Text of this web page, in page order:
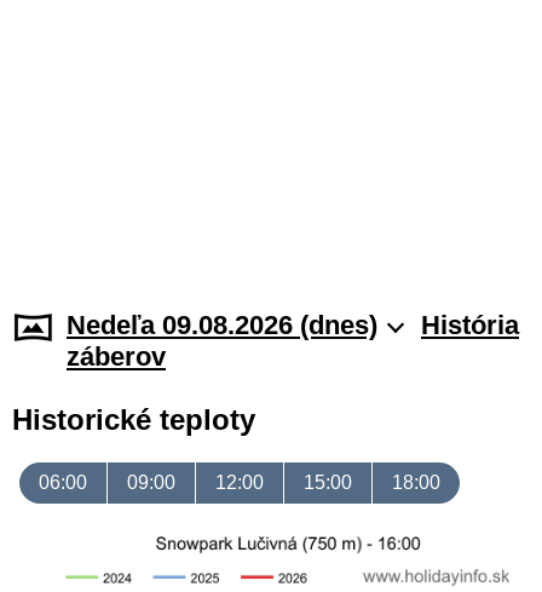
Nedeľa 09.08.2026 (dnes)
História
záberov
Historické teploty
06:00 09:00 12:00 15:00 18:00